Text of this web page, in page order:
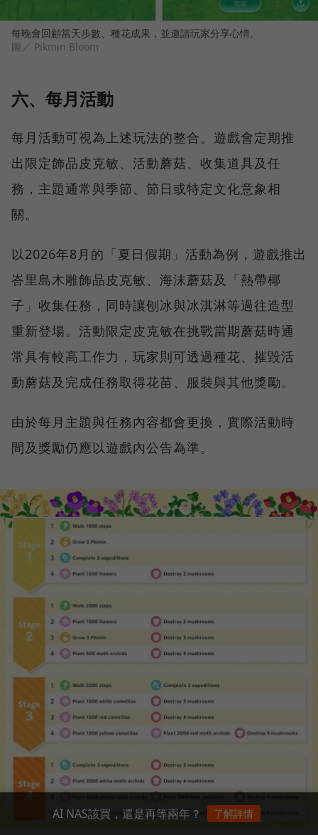
每晚會回顧當天步數、種花成果，並邀請玩家分享心情。
圖／ Pikmin Bloom
六、每月活動
每月活動可視為上述玩法的整合。遊戲會定期推
出限定飾品皮克敏、活動蘑菇、收集道具及任
務，主題通常與季節、節日或特定文化意象相
關。
以2026年8月的「夏日假期」活動為例，遊戲推出
峇里島木雕飾品皮克敏、海沫蘑菇及「熱帶椰
子」收集任務，同時讓刨冰與冰淇淋等過往造型
重新登場。活動限定皮克敏在挑戰當期蘑菇時通
常具有較高工作力，玩家則可透過種花、摧毀活
動蘑菇及完成任務取得花苗、服裝與其他獎勵。
由於每月主題與任務內容都會更換，實際活動時
間及獎勵仍應以遊戲內公告為準。
AI NAS該買，還是再等兩年？ 了解詳情